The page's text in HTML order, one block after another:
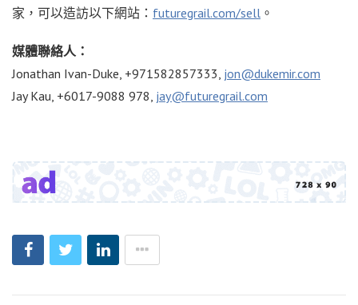
家，可以造訪以下網站： futuregrail.com/sell 。
媒體聯絡人：
Jonathan Ivan-Duke, +971582857333, jon@dukemir.com
Jay Kau, +6017-9088 978, jay@futuregrail.com